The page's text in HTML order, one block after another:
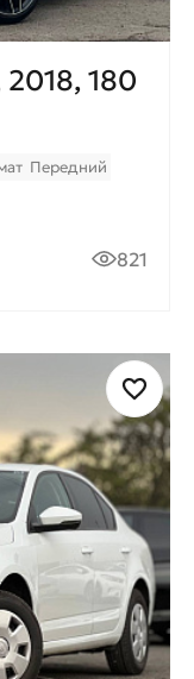
180
Передний
821